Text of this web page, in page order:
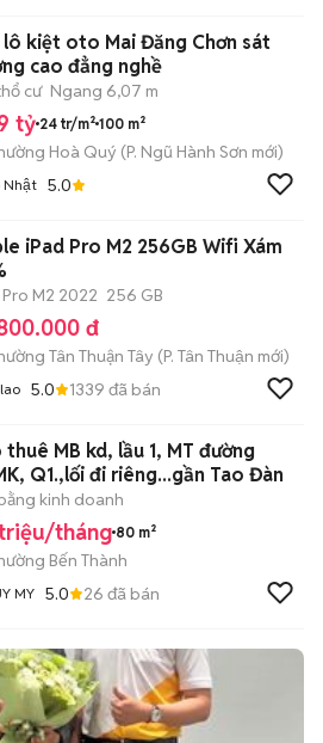
lô kiệt oto Mai Đăng Chơn sát
cao đẳng nghề
cư Ngang 6,07 m
tỷ 24 tr/m² 100 m²
Hoà Quý (P. Ngũ Hành Sơn mới)
Nhật 5.0
iPad Pro M2 256GB Wifi Xám
M2 2022 256 GB
đ
Tân Thuận Tây (P. Tân Thuận mới)
5.0 1339 đã bán
thuê MB kd, lầu 1, MT đường
Q1.,lối đi riêng...gần Tao Đàn
kinh doanh
tháng 80 m²
Bến Thành
MY 5.0 26 đã bán